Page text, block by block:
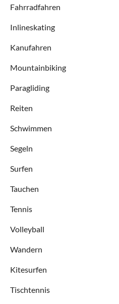
Fahrradfahren
Inlineskating
Kanufahren
Mountainbiking
Paragliding
Reiten
Schwimmen
Segeln
Surfen
Tauchen
Tennis
Volleyball
Wandern
Kitesurfen
Tischtennis